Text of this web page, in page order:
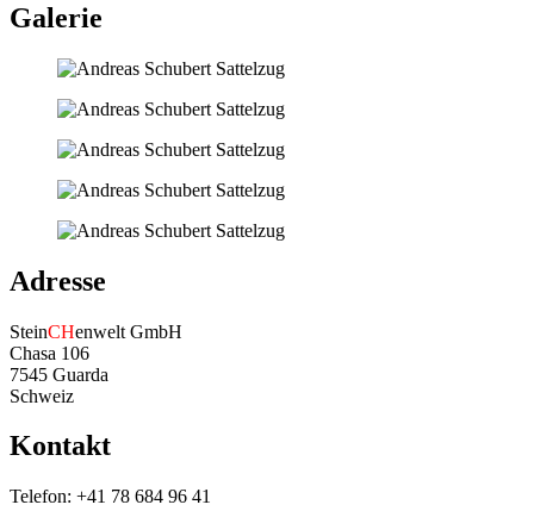
Galerie
Adresse
SteinCHenwelt GmbH
Chasa 106
7545 Guarda
Schweiz
Kontakt
Telefon: +41 78 684 96 41